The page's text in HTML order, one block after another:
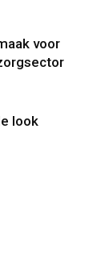
voor
look